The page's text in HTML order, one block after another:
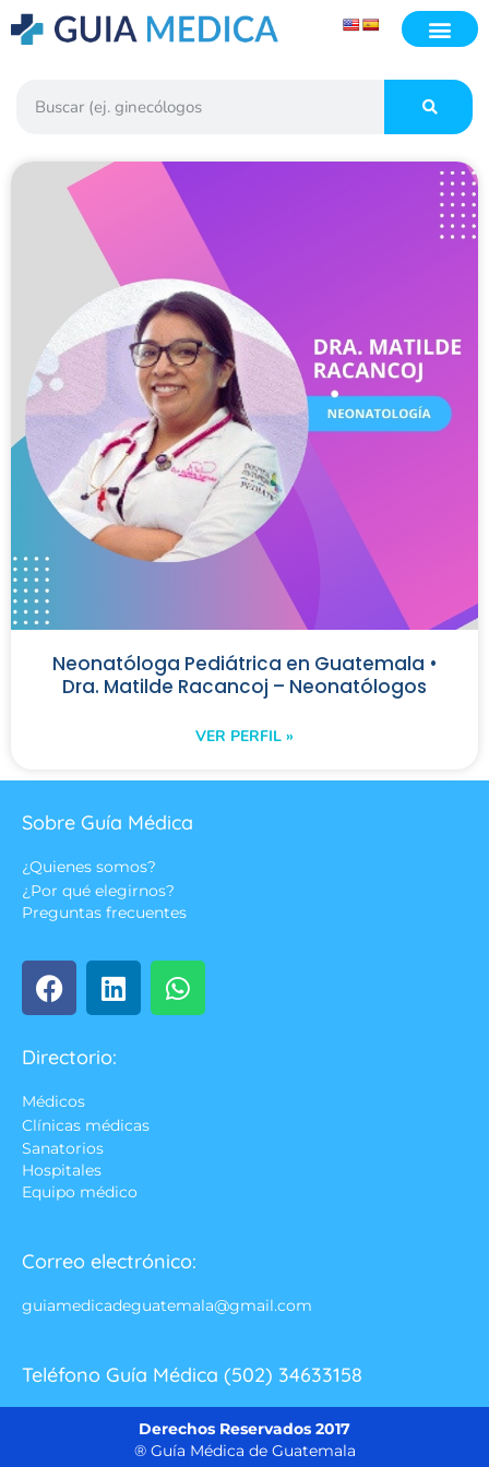
Neonatóloga Pediátrica en Guatemala •
Dra. Matilde Racancoj – Neonatólogos
VER PERFIL »
Sobre Guía Médica
¿Quienes somos?
¿Por qué elegirnos?
Preguntas frecuentes
Directorio:
Médicos
Clínicas médicas
Sanatorios
Hospitales
Equipo médico
Correo electrónico:
guiamedicadeguatemala@gmail.com
Teléfono Guía Médica (502) 34633158
Derechos Reservados 2017
® Guía Médica de Guatemala